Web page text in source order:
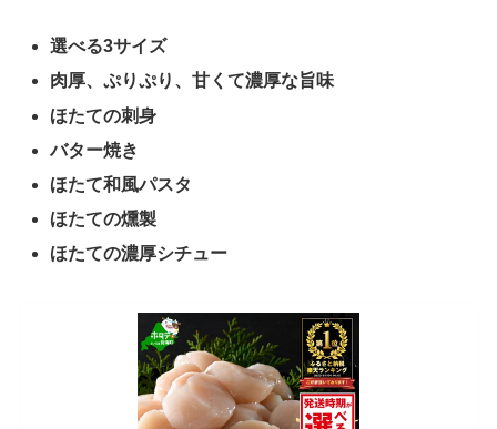
選べる3サイズ
肉厚、ぷりぷり、甘くて濃厚な旨味
ほたての刺身
バター焼き
ほたて和風パスタ
ほたての燻製
ほたての濃厚シチュー